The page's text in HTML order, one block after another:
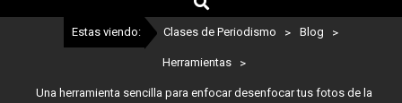
Estas viendo: Clases de Periodismo > Blog >
Herramientas >
Una herramienta sencilla para enfocar desenfocar tus fotos de la